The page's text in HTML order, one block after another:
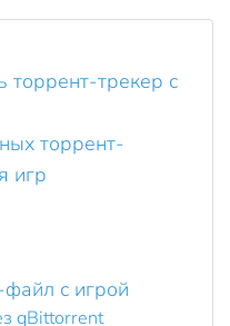
торрент-трекер с
торрент-
игр
файл с игрой
qBittorrent